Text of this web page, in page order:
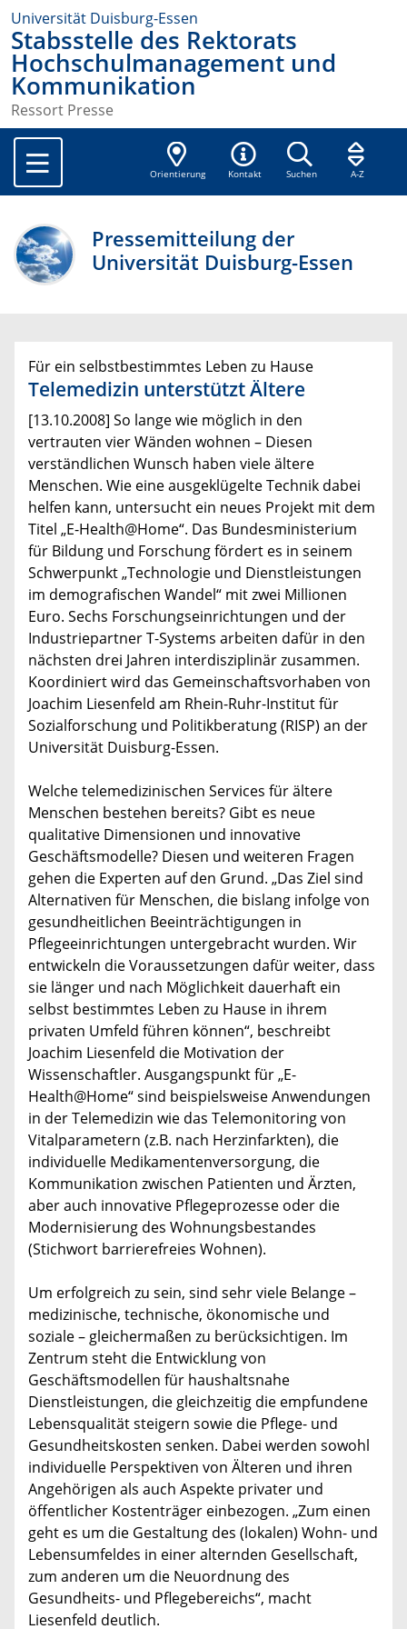
Universität Duisburg-Essen
Stabsstelle des Rektorats
Hochschulmanagement und
Kommunikation
Ressort Presse
Orientierung Kontakt Suchen A-Z
Pressemitteilung der
Universität Duisburg-Essen
Für ein selbstbestimmtes Leben zu Hause
Telemedizin unterstützt Ältere
[13.10.2008] So lange wie möglich in den
vertrauten vier Wänden wohnen – Diesen
verständlichen Wunsch haben viele ältere
Menschen. Wie eine ausgeklügelte Technik dabei
helfen kann, untersucht ein neues Projekt mit dem
Titel „E-Health@Home“. Das Bundesministerium
für Bildung und Forschung fördert es in seinem
Schwerpunkt „Technologie und Dienstleistungen
im demografischen Wandel“ mit zwei Millionen
Euro. Sechs Forschungseinrichtungen und der
Industriepartner T-Systems arbeiten dafür in den
nächsten drei Jahren interdisziplinär zusammen.
Koordiniert wird das Gemeinschaftsvorhaben von
Joachim Liesenfeld am Rhein-Ruhr-Institut für
Sozialforschung und Politikberatung (RISP) an der
Universität Duisburg-Essen.
Welche telemedizinischen Services für ältere
Menschen bestehen bereits? Gibt es neue
qualitative Dimensionen und innovative
Geschäftsmodelle? Diesen und weiteren Fragen
gehen die Experten auf den Grund. „Das Ziel sind
Alternativen für Menschen, die bislang infolge von
gesundheitlichen Beeinträchtigungen in
Pflegeeinrichtungen untergebracht wurden. Wir
entwickeln die Voraussetzungen dafür weiter, dass
sie länger und nach Möglichkeit dauerhaft ein
selbst bestimmtes Leben zu Hause in ihrem
privaten Umfeld führen können“, beschreibt
Joachim Liesenfeld die Motivation der
Wissenschaftler. Ausgangspunkt für „E-
Health@Home“ sind beispielsweise Anwendungen
in der Telemedizin wie das Telemonitoring von
Vitalparametern (z.B. nach Herzinfarkten), die
individuelle Medikamentenversorgung, die
Kommunikation zwischen Patienten und Ärzten,
aber auch innovative Pflegeprozesse oder die
Modernisierung des Wohnungsbestandes
(Stichwort barrierefreies Wohnen).
Um erfolgreich zu sein, sind sehr viele Belange –
medizinische, technische, ökonomische und
soziale – gleichermaßen zu berücksichtigen. Im
Zentrum steht die Entwicklung von
Geschäftsmodellen für haushaltsnahe
Dienstleistungen, die gleichzeitig die empfundene
Lebensqualität steigern sowie die Pflege- und
Gesundheitskosten senken. Dabei werden sowohl
individuelle Perspektiven von Älteren und ihren
Angehörigen als auch Aspekte privater und
öffentlicher Kostenträger einbezogen. „Zum einen
geht es um die Gestaltung des (lokalen) Wohn- und
Lebensumfeldes in einer alternden Gesellschaft,
zum anderen um die Neuordnung des
Gesundheits- und Pflegebereichs“, macht
Liesenfeld deutlich.